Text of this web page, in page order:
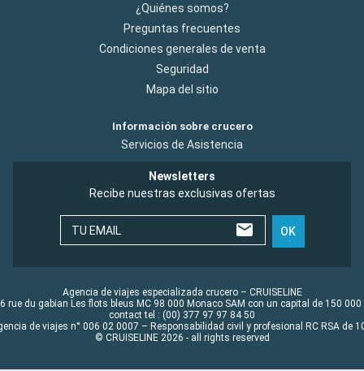
¿Quiénes somos?
Preguntas frecuentes
Condiciones generales de venta
Seguridad
Mapa del sitio
Información sobre crucero
Servicios de Asistencia
Newsletters
Recibe nuestras exclusivas ofertas
TU EMAIL OK
Agencia de viajes especializada crucero – CRUISELINE
rue du gabian Les flots bleus MC 98 000 Monaco SAM con un capital de 150 000
contact tel : (00) 377 97 97 84 50
de viajes n° 006 02 0007 – Responsabilidad civil y profesional RC RSA de
© CRUISELINE 2026 - all rights reserved